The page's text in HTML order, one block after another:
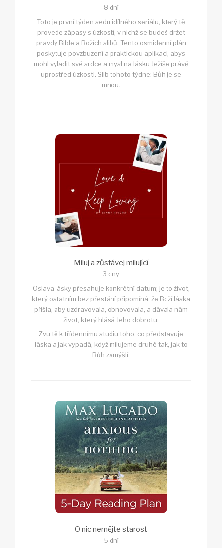
8 dní
Toto je první týden sedmidílného seriálu, který tě
provede zápasy s úzkostí, v nichž se budeš držet
pravdy Bible a Božích slibů. Tento osmidenní plán
poskytuje povzbuzení a praktickou aplikaci, abys
mohl vyladit své srdce a mysl na lásku Ježíše právě
uprostřed úzkosti. Slib tohoto týdne: Bůh je se
mnou.
Miluj a zůstávej milující
3 dny
Oslava lásky přesahuje konkrétní datum; je to život,
který ostatním bez přestání připomíná, že Boží láska
přišla, aby uzdravovala, obnovovala, a dávala nám
život, který hlásá Jeho dobrotu.
Zvu tě k třídennímu studiu toho, co představuje
láska a jak vypadá, když milujeme druhé tak, jak to
Bůh zamýšlí.
O nic nemějte starost
5 dní